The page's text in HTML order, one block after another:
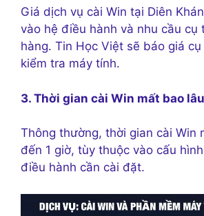
Giá dịch vụ cài Win tại Diên
vào hệ điều hành và nhu cầu cụ
hàng. Tin Học Việt sẽ báo giá
kiểm tra máy tính.
3. Thời gian cài Win mất bao
Thông thường, thời gian cài Win
đến 1 giờ, tùy thuộc vào cấu
điều hành cần cài đặt.